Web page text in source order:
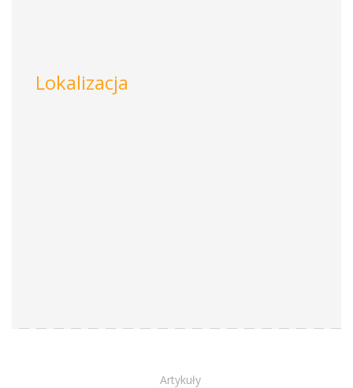
Lokalizacja
Artykuły